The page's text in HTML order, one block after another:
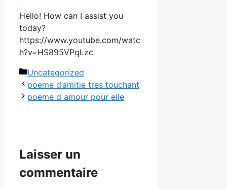
Hello! How can I assist you
today?
https://www.youtube.com/watc
h?v=HS895VPqLzc
Catégories
Uncategorized
poeme d’amitie tres touchant
poeme d amour pour elle
Laisser un
commentaire